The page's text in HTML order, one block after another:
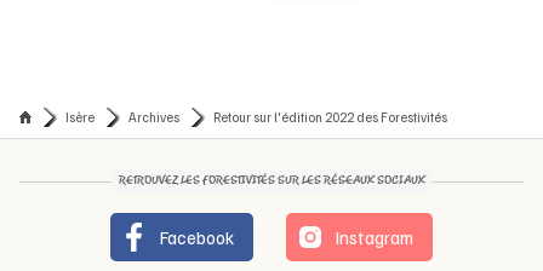
Isère Archives Retour sur l'édition 2022 des Forestivités
RETROUVEZ LES FORESTIVITÉS SUR LES RÉSEAUX SOCIAUX
Facebook Instagram